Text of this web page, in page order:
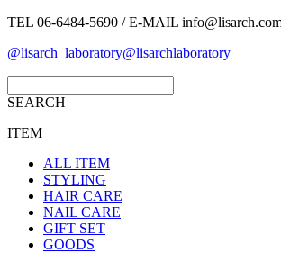
TEL 06-6484-5690 / E-MAIL
@lisarch_laboratory@lisarchlaboratory
SEARCH
ITEM
ALL ITEM
STYLING
HAIR CARE
NAIL CARE
GIFT SET
GOODS